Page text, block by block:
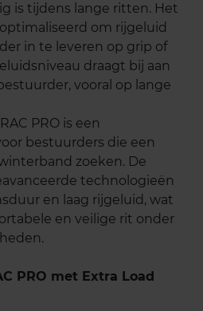
is tijdens lange ritten. Het
om rijgeluid
in te leveren op grip of
draagt bij aan
vooral op lange
PRO is een
bestuurders die een
zoeken. De
technologieën
en laag rijgeluid, wat
en veilige rit onder
PRO met Extra Load